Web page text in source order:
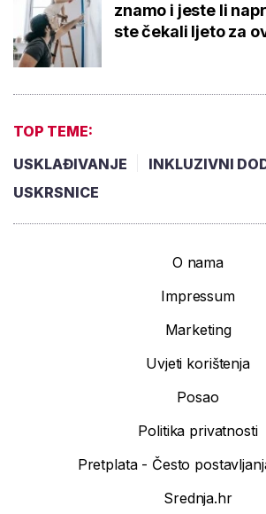
znamo i jeste li
ste čekali ljeto za
TOP TEME:
USKLAĐIVANJE
INKLUZIVNI
USKRSNICE
O nama
Impressum
Marketing
Uvjeti korištenja
Posao
Politika privatnosti
Pretplata - Često
Srednja.hr